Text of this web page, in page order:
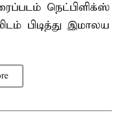
நெட்பிளிக்ஸ்
பிடித்து இமாலய